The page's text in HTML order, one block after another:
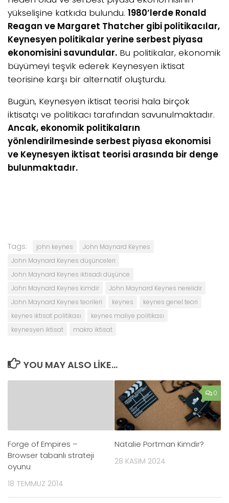
yükselişine katkıda bulundu. 1980’lerde Ronald
Reagan ve Margaret Thatcher gibi politikacılar,
Keynesyen politikalar yerine serbest piyasa
ekonomisini savundular. Bu politikalar, ekonomik
büyümeyi teşvik ederek Keynesyen iktisat
teorisine karşı bir alternatif oluşturdu.
Bugün, Keynesyen iktisat teorisi hala birçok
iktisatçı ve politikacı tarafından savunulmaktadır.
Ancak, ekonomik politikaların
yönlendirilmesinde serbest piyasa ekonomisi
ve Keynesyen iktisat teorisi arasında bir denge
bulunmaktadır.
Tags: john keynes
John Maynard Keynes
John Maynard Keynes düşünceleri
John Maynard Keynes iktisadi düşünce
John Maynard Keynes kimdir
John Maynard Keynes nerelidir
John Maynard Keynes teorileri
keynes
keynes genel teori
keynes iktisat politikası
keynes maliye politikası
keynesyen iktisat
makro iktisat
YOU MAY ALSO LIKE...
Forge of Empires –
Browser tabanlı strateji
oyunu
18 TEMMUZ 2014
0
Natalie Portman Kimdir?
28 KASIM 2024